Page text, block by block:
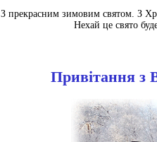
З прекрасним зимовим святом. З
Нехай це свято
Привітання з